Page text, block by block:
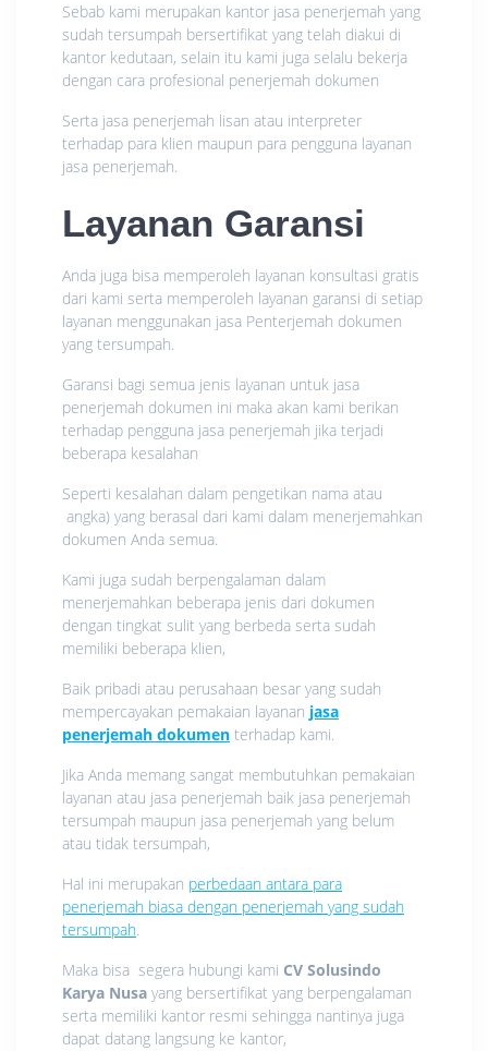
Sebab kami merupakan kantor jasa penerjemah yang
sudah tersumpah bersertifikat yang telah diakui di
kantor kedutaan, selain itu kami juga selalu bekerja
dengan cara profesional penerjemah dokumen
Serta jasa penerjemah lisan atau interpreter
terhadap para klien maupun para pengguna layanan
jasa penerjemah.
Layanan Garansi
Anda juga bisa memperoleh layanan konsultasi gratis
dari kami serta memperoleh layanan garansi di setiap
layanan menggunakan jasa Penterjemah dokumen
yang tersumpah.
Garansi bagi semua jenis layanan untuk jasa
penerjemah dokumen ini maka akan kami berikan
terhadap pengguna jasa penerjemah jika terjadi
beberapa kesalahan
Seperti kesalahan dalam pengetikan nama atau
angka) yang berasal dari kami dalam menerjemahkan
dokumen Anda semua.
Kami juga sudah berpengalaman dalam
menerjemahkan beberapa jenis dari dokumen
dengan tingkat sulit yang berbeda serta sudah
memiliki beberapa klien,
Baik pribadi atau perusahaan besar yang sudah
mempercayakan pemakaian layanan jasa
penerjemah dokumen terhadap kami.
Jika Anda memang sangat membutuhkan pemakaian
layanan atau jasa penerjemah baik jasa penerjemah
tersumpah maupun jasa penerjemah yang belum
atau tidak tersumpah,
Hal ini merupakan perbedaan antara para
penerjemah biasa dengan penerjemah yang sudah
tersumpah.
Maka bisa segera hubungi kami CV Solusindo
Karya Nusa yang bersertifikat yang berpengalaman
serta memiliki kantor resmi sehingga nantinya juga
dapat datang langsung ke kantor,